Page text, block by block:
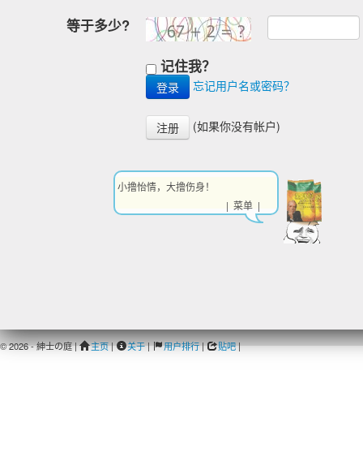
等于多少?
记住我？
忘记用户名或密码？
注册 (如果你没有帐户)
© 2026 - 紳士の庭 | 主页| 关于| 用户排行| 贴吧|
小撸怡情，大撸伤身！
| 菜单 |